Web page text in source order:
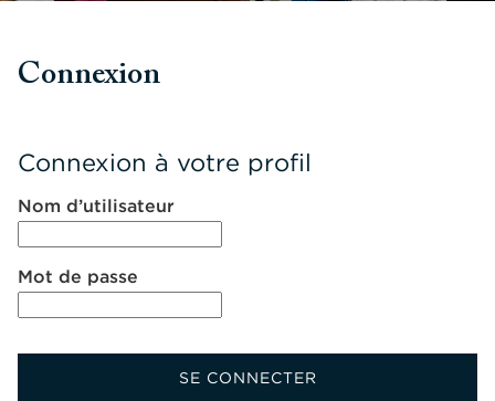
Connexion
Connexion à votre profil
Nom d’utilisateur
Mot de passe
SE CONNECTER